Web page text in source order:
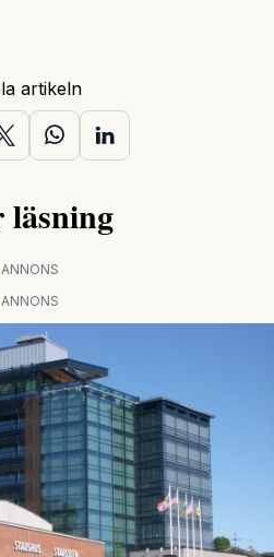
artikeln
läsning
ANNONS
ANNONS